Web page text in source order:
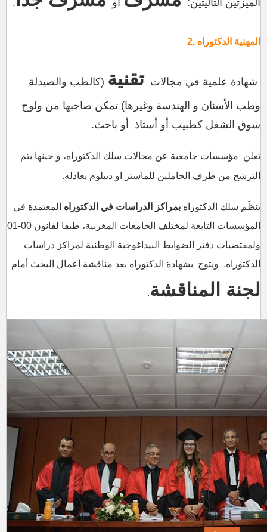
2. المهنية
شهادة علمية في مجالات تقنية (كالطب والصيدلة
وطب الأسنان و الهندسة وغيرها) تمكن صاحبها من ولوج
سوق الشغل كطبيب أو أستاذ أو باحث.
تعلن مؤسسات جامعية عن مجالات سلك الدكتوراه، و حينها يتم
الترشح من طرف الحاملين للماستر او ديبلوم يعادله.
ينظَم سلك الدكتوراه بمراكز الدراسات في الدكتوراه المعتمدة في
المؤسسات التابعة لمختلف الجامعات المغربية، طبقا لقانون 00-01
ولمقتضيات دفتر الضوابط البيداغوجية الوطنية لمراكز دراسات
الدكتوراه. ويتوج بشهادة الدكتوراه بعد مناقشة أعمال البحث أمام
لجنة المناقشة.